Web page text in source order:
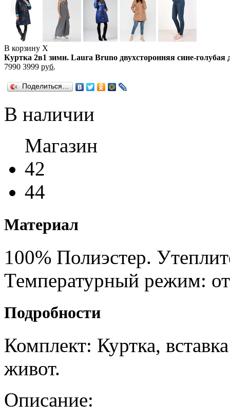
В корзину X
Куртка 2в1 зимн. Laura Bruno двухсторонняя сине-голубая
7990 3999 руб.
Поделиться…
В наличии
Магазин
42
44
Материал
100% Полиэстер.
Температурный режим:
Подробности
Комплект: Куртка,
живот.
Описание: